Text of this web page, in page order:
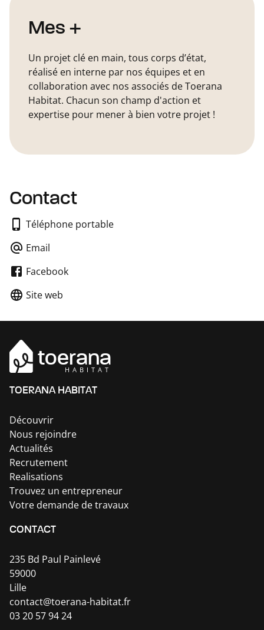
Mes +
Un projet clé en main, tous corps d’état,
réalisé en interne par nos équipes et en
collaboration avec nos associés de Toerana
Habitat. Chacun son champ d'action et
expertise pour mener à bien votre projet !
Contact
Téléphone portable
Email
Facebook
Site web
toerana
HABITAT
TOERANA HABITAT
Découvrir
Nous rejoindre
Actualités
Recrutement
Realisations
Trouvez un entrepreneur
Votre demande de travaux
CONTACT
235 Bd Paul Painlevé
59000
Lille
contact@toerana-habitat.fr
03 20 57 94 24